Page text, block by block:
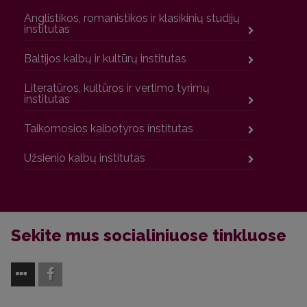
Anglistikos, romanistikos ir klasikinių studijų
institutas
Baltijos kalbų ir kultūrų institutas
Literatūros, kultūros ir vertimo tyrimų
institutas
Taikomosios kalbotyros institutas
Užsienio kalbų institutas
Sekite mus socialiniuose tinkluose